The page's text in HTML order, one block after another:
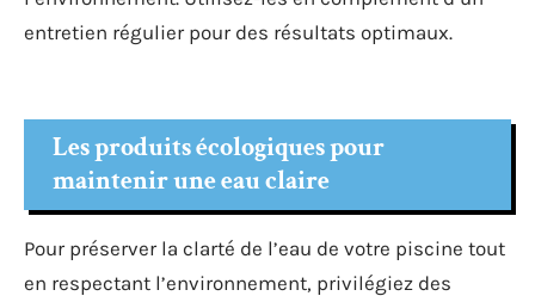
entretien régulier pour des résultats optimaux.
Les produits écologiques pour
maintenir une eau claire
Pour préserver la clarté de l’eau de votre piscine tout
en respectant l’environnement, privilégiez des